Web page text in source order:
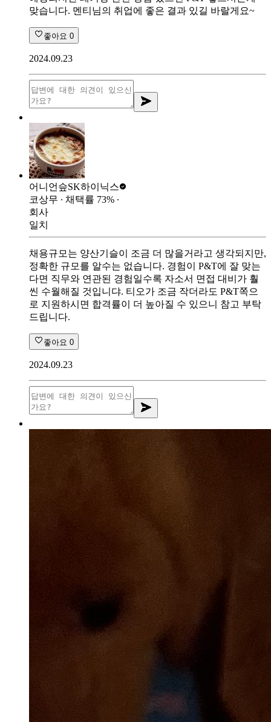
맞습니다. 멘티님의 취업에 좋은 결과 있길 바랄게요~
좋아요 0
2024.09.23
어니언슾SK하이닉스
코상무 ∙ 채택률 73% ∙
회사
일치
채용규모는 양산기슬이 조금 더 많을거라고 생각되지만,
정확한 규모를 알수는 없습니다. 경험이 P&T에 잘 맞는
다면 직무와 연관된 경험일수록 자소서 면접 대비가 훨
씬 수월해질 것입니댜. 티오가 조금 작더라도 P&T쪽으
로 지원하시면 합격률이 더 높아질 수 있으니 참고 부탁
드립니다.
좋아요 0
2024.09.23